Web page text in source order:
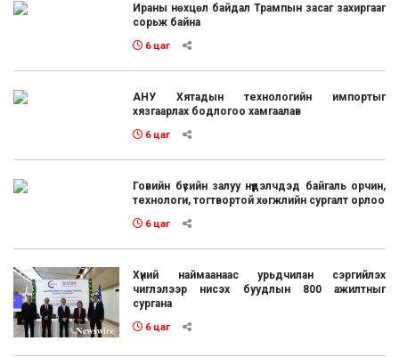
Ираны нөхцөл байдал Трампын засаг захиргааг
сорьж байна
6 цаг
АНУ Хятадын технологийн импортыг
хязгаарлах бодлогоо хамгаалав
6 цаг
Говийн бүсийн залуу нүүдэлчдэд байгаль орчин,
технологи, тогтвортой хөгжлийн сургалт орлоо
6 цаг
Хүний наймаанаас урьдчилан сэргийлэх
чиглэлээр нисэх буудлын 800 ажилтныг
сургана
6 цаг